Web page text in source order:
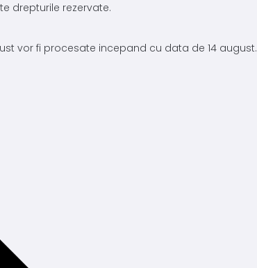
drepturile rezervate.
vor fi procesate incepand cu data de 14 august.